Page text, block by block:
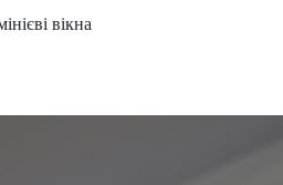
вікна